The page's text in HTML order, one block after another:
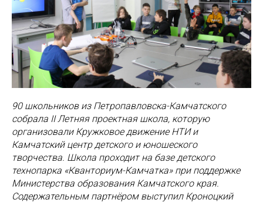
90 школьников из Петропавловска-Камчатского
собрала II Летняя проектная школа, которую
организовали Кружковое движение НТИ и
Камчатский центр детского и юношеского
творчества. Школа проходит на базе детского
технопарка «Кванториум-Камчатка» при поддержке
Министерства образования Камчатского края.
Содержательным партнёром выступил Кроноцкий